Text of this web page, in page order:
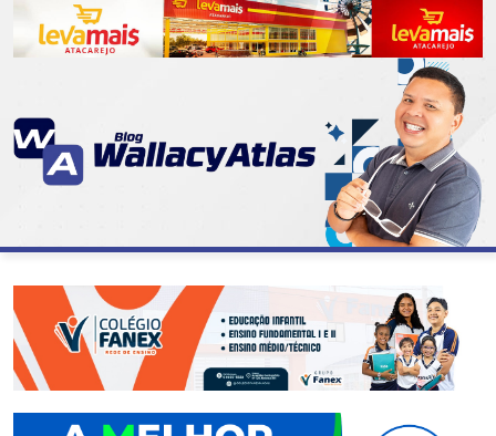
07
DE
ABASTECIMENTO
AÇÃO
SOCIAL